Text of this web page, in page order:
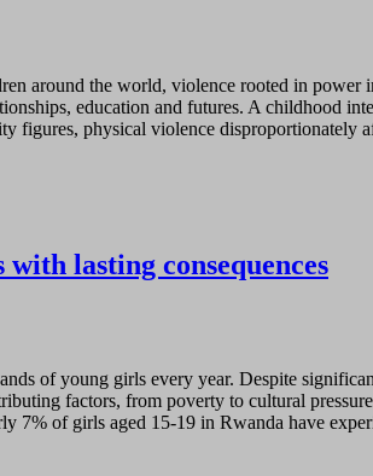
around the world, violence rooted in power
education and futures. A childhood
figures, physical violence
lasting consequences
of young girls every year. Despite
factors, from poverty to cultural
7% of girls aged 15-19 in Rwanda have